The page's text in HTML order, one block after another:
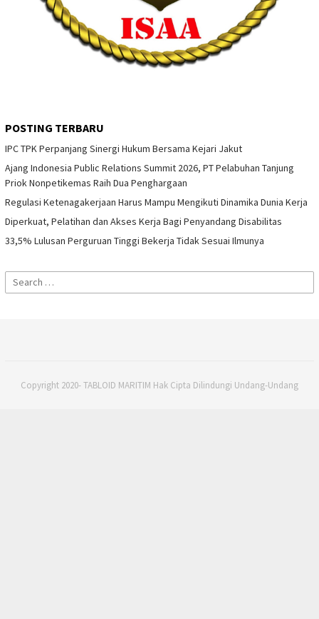
POSTING TERBARU
IPC TPK Perpanjang Sinergi Hukum Bersama Kejari Jakut
Ajang Indonesia Public Relations Summit 2026, PT Pelabuhan Tanjung
Priok Nonpetikemas Raih Dua Penghargaan
Regulasi Ketenagakerjaan Harus Mampu Mengikuti Dinamika Dunia Kerja
Diperkuat, Pelatihan dan Akses Kerja Bagi Penyandang Disabilitas
33,5% Lulusan Perguruan Tinggi Bekerja Tidak Sesuai Ilmunya
Search
for:
Copyright 2020- TABLOID MARITIM Hak Cipta Dilindungi Undang-Undang